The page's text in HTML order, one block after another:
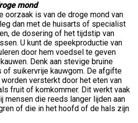
mond
oorzaak is van de droge mond van
dan met de huisarts of specialist
de dosering of het tijdstip van
U kunt de speekproductie van
door hem voedsel te geven
Denk aan stevige bruine
of suikervrije kauwgom. De afgifte
versterkt door het eten van
fruit of komkommer. Dit werkt vaak
mensen die reeds langer lijden aan
of die in het hoofd of de hals zijn